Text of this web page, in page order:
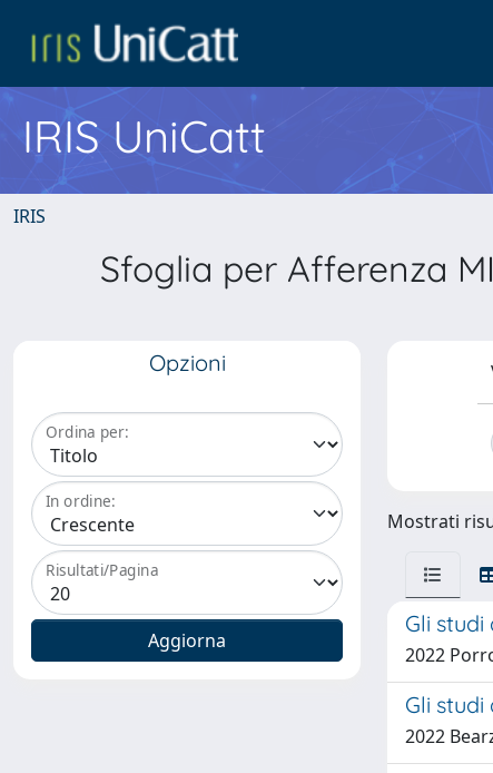
IRIS UniCatt
IRIS
Sfoglia per Afferenza
Opzioni
Ordina per:
In ordine:
Risultati/Pagina
Mostrati
Gli
2022
Gli
2022